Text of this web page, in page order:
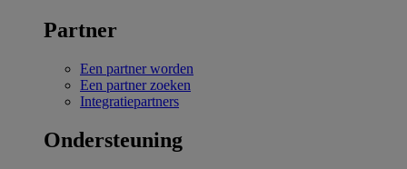
Partner
Een partner worden
Een partner zoeken
Integratiepartners
Ondersteuning